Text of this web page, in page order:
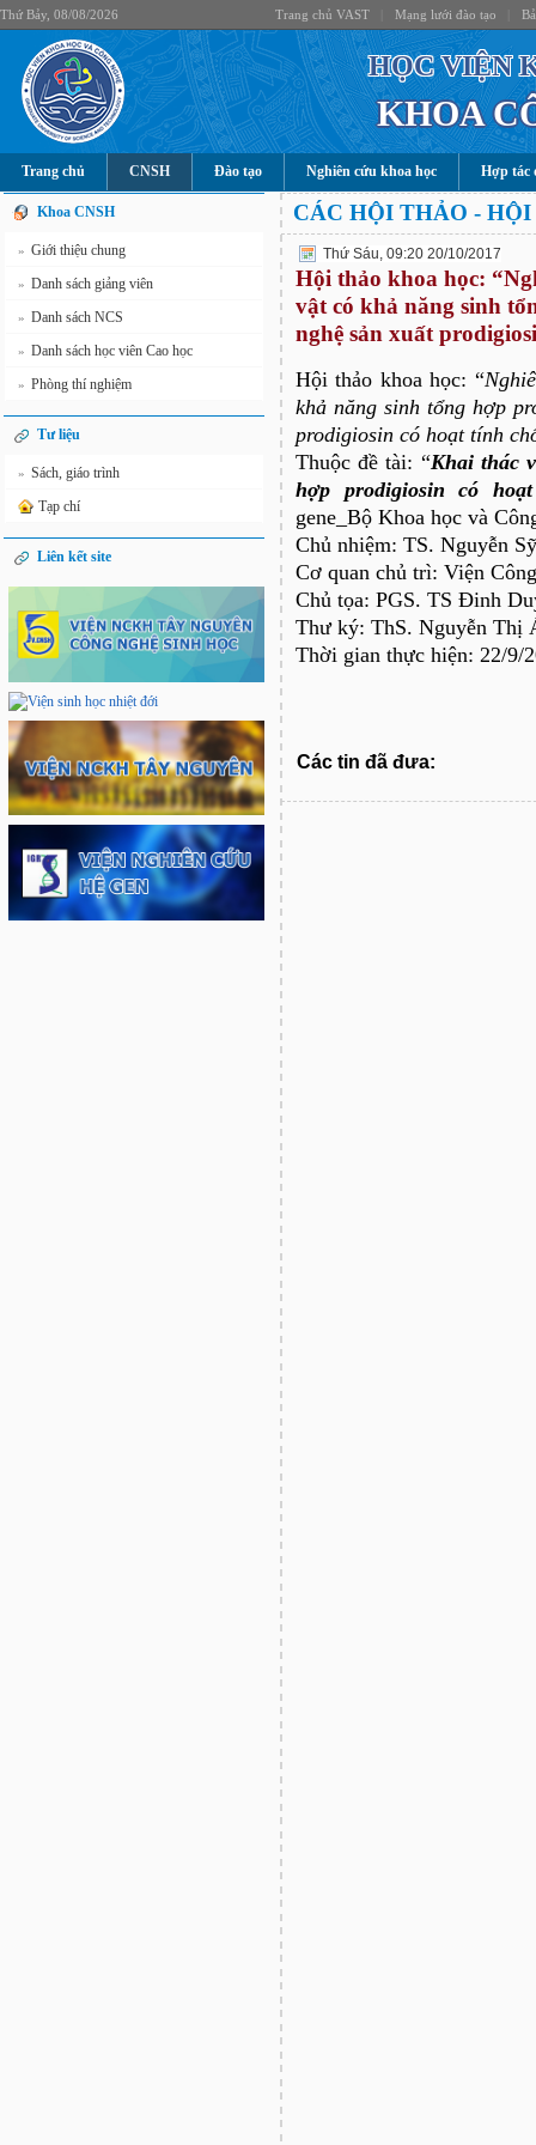
Thứ Bảy, 08/08/2026 Trang chủ VAST Mạng lưới đào tạo
HỌC VIỆN
KHOA
Trang chủ CNSH Đào tạo Nghiên cứu khoa học Hợp tác
Khoa CNSH
» Giới thiệu chung
» Danh sách giảng viên
» Danh sách NCS
» Danh sách học viên Cao học
» Phòng thí nghiệm
Tư liệu
» Sách, giáo trình
Tạp chí
Liên kết site
CÁC HỘI THẢO -
Thứ Sáu, 09:20 20/10/2017
Hội thảo khoa học:
vật có khả năng sinh
nghệ sản xuất
Hội thảo khoa học: “
khả năng sinh tổng hợp
prodigiosin có hoạt tính
Thuộc đề tài: “Khai thác
hợp prodigiosin có
gene_Bộ Khoa học và
Chủ nhiệm: TS. Nguyễn
Cơ quan chủ trì: Viện
Chủ tọa: PGS. TS Đinh
Thư ký: ThS. Nguyễn Thị
Thời gian thực hiện: 22/9/
Các tin đã đưa: